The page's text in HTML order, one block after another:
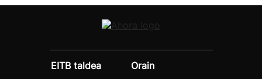
EITB taldea
Orain